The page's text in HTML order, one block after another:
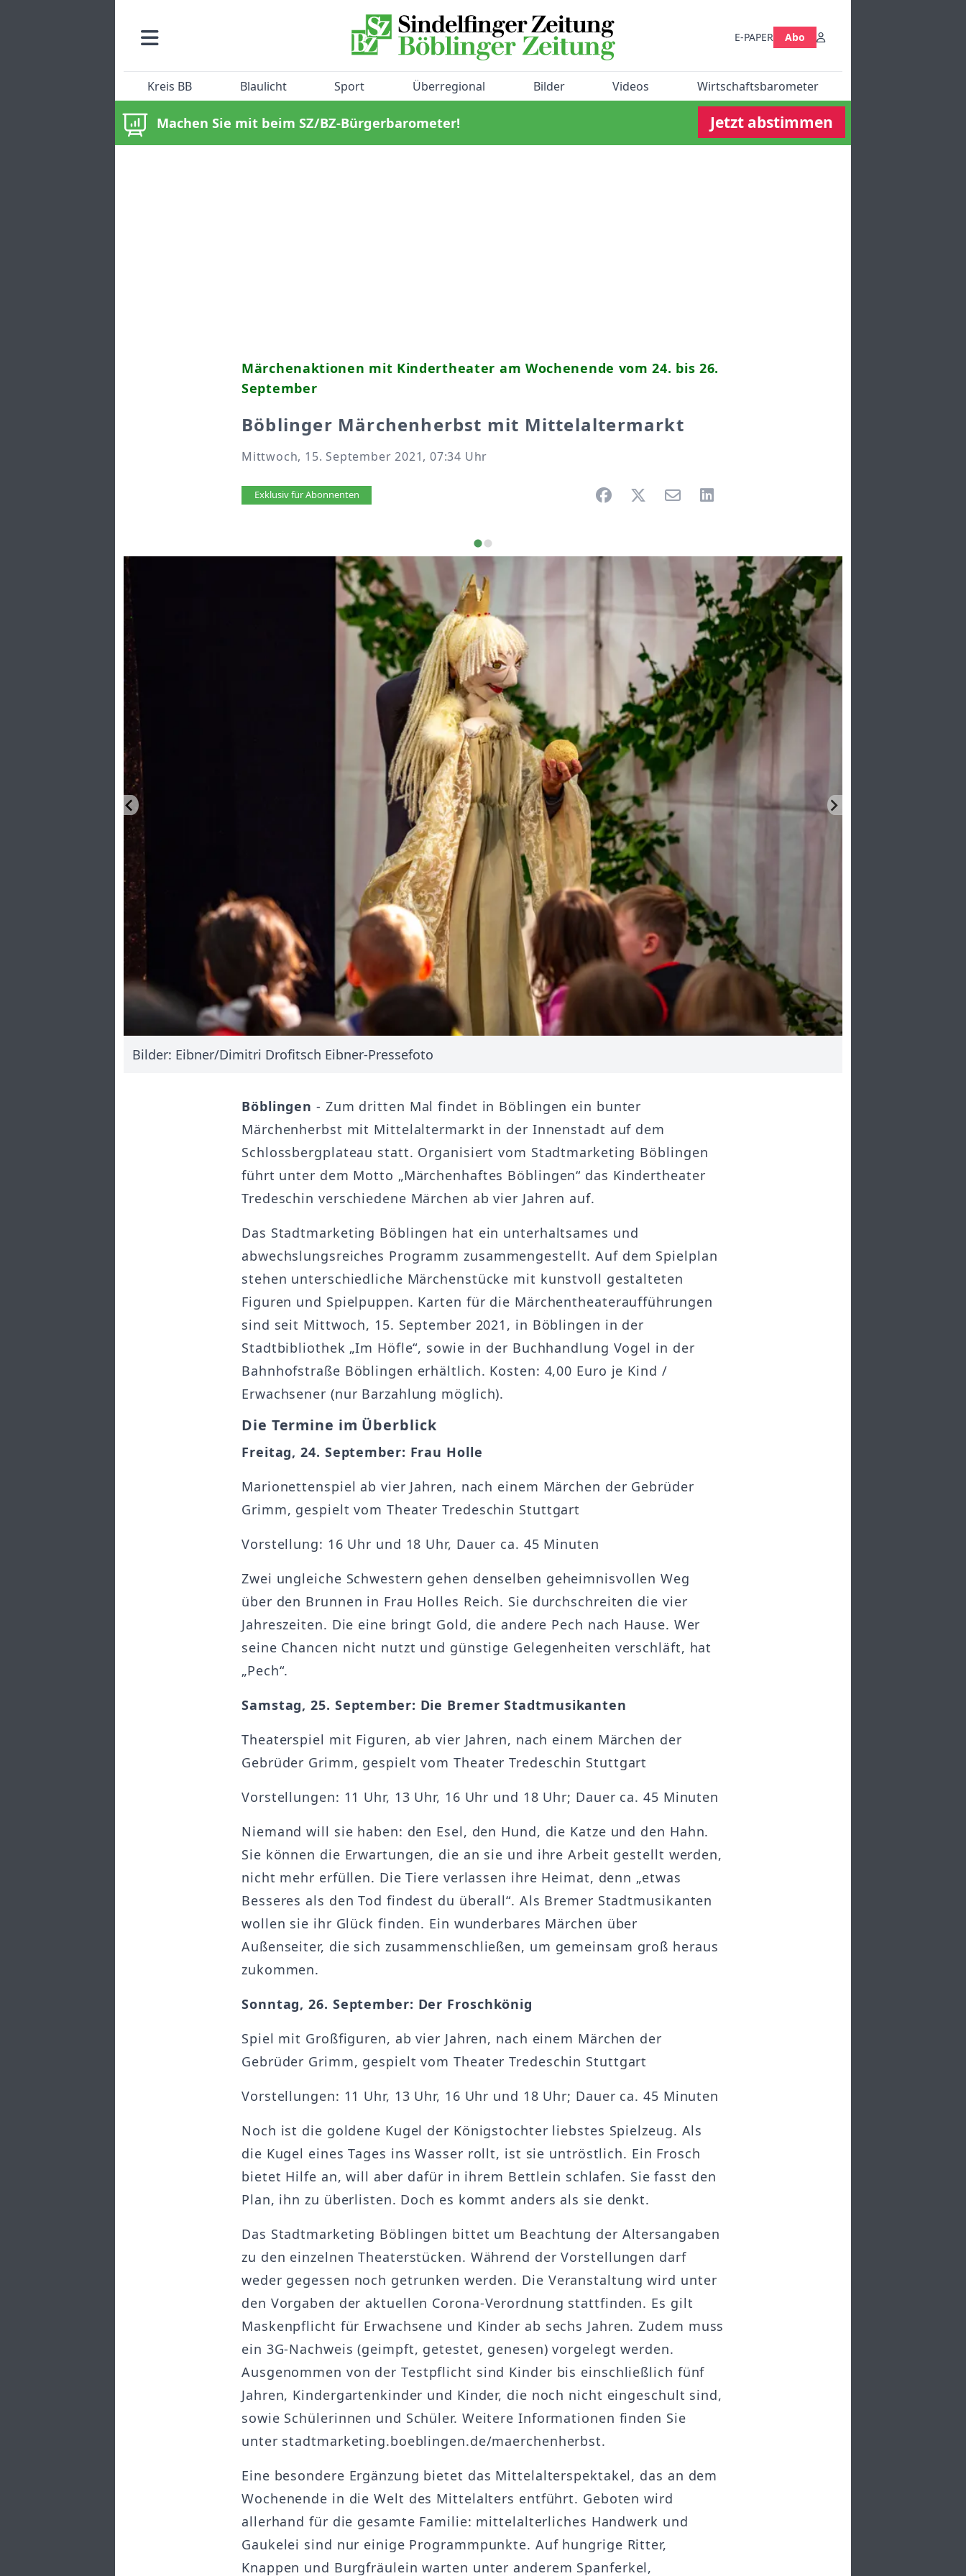
E-PAPER Abo
Kreis BB Blaulicht Sport Überregional Bilder Videos Wirtschaftsbarometer
Machen Sie mit beim SZ/BZ-Bürgerbarometer! Jetzt abstimmen
Märchenaktionen mit Kindertheater am Wochenende vom 24. bis 26.
September
Böblinger Märchenherbst mit Mittelaltermarkt
Mittwoch, 15. September 2021, 07:34 Uhr
Artikel vorlesen
Exklusiv für Abonnenten
Bilder: Eibner/Dimitri Drofitsch Eibner-Pressefoto
Böblingen - Zum dritten Mal findet in Böblingen ein bunter
Märchenherbst mit Mittelaltermarkt in der Innenstadt auf dem
Schlossbergplateau statt. Organisiert vom Stadtmarketing Böblingen
führt unter dem Motto „Märchenhaftes Böblingen“ das Kindertheater
Tredeschin verschiedene Märchen ab vier Jahren auf.
Das Stadtmarketing Böblingen hat ein unterhaltsames und
abwechslungsreiches Programm zusammengestellt. Auf dem Spielplan
stehen unterschiedliche Märchenstücke mit kunstvoll gestalteten
Figuren und Spielpuppen. Karten für die Märchentheateraufführungen
sind seit Mittwoch, 15. September 2021, in Böblingen in der
Stadtbibliothek „Im Höfle“, sowie in der Buchhandlung Vogel in der
Bahnhofstraße Böblingen erhältlich. Kosten: 4,00 Euro je Kind /
Erwachsener (nur Barzahlung möglich).
Die Termine im Überblick
Freitag, 24. September: Frau Holle
Marionettenspiel ab vier Jahren, nach einem Märchen der Gebrüder
Grimm, gespielt vom Theater Tredeschin Stuttgart
Vorstellung: 16 Uhr und 18 Uhr, Dauer ca. 45 Minuten
Zwei ungleiche Schwestern gehen denselben geheimnisvollen Weg
über den Brunnen in Frau Holles Reich. Sie durchschreiten die vier
Jahreszeiten. Die eine bringt Gold, die andere Pech nach Hause. Wer
seine Chancen nicht nutzt und günstige Gelegenheiten verschläft, hat
„Pech“.
Samstag, 25. September: Die Bremer Stadtmusikanten
Theaterspiel mit Figuren, ab vier Jahren, nach einem Märchen der
Gebrüder Grimm, gespielt vom Theater Tredeschin Stuttgart
Vorstellungen: 11 Uhr, 13 Uhr, 16 Uhr und 18 Uhr; Dauer ca. 45 Minuten
Niemand will sie haben: den Esel, den Hund, die Katze und den Hahn.
Sie können die Erwartungen, die an sie und ihre Arbeit gestellt werden,
nicht mehr erfüllen. Die Tiere verlassen ihre Heimat, denn „etwas
Besseres als den Tod findest du überall“. Als Bremer Stadtmusikanten
wollen sie ihr Glück finden. Ein wunderbares Märchen über
Außenseiter, die sich zusammenschließen, um gemeinsam groß heraus
zukommen.
Sonntag, 26. September: Der Froschkönig
Spiel mit Großfiguren, ab vier Jahren, nach einem Märchen der
Gebrüder Grimm, gespielt vom Theater Tredeschin Stuttgart
Vorstellungen: 11 Uhr, 13 Uhr, 16 Uhr und 18 Uhr; Dauer ca. 45 Minuten
Noch ist die goldene Kugel der Königstochter liebstes Spielzeug. Als
die Kugel eines Tages ins Wasser rollt, ist sie untröstlich. Ein Frosch
bietet Hilfe an, will aber dafür in ihrem Bettlein schlafen. Sie fasst den
Plan, ihn zu überlisten. Doch es kommt anders als sie denkt.
Das Stadtmarketing Böblingen bittet um Beachtung der Altersangaben
zu den einzelnen Theaterstücken. Während der Vorstellungen darf
weder gegessen noch getrunken werden. Die Veranstaltung wird unter
den Vorgaben der aktuellen Corona-Verordnung stattfinden. Es gilt
Maskenpflicht für Erwachsene und Kinder ab sechs Jahren. Zudem muss
ein 3G-Nachweis (geimpft, getestet, genesen) vorgelegt werden.
Ausgenommen von der Testpflicht sind Kinder bis einschließlich fünf
Jahren, Kindergartenkinder und Kinder, die noch nicht eingeschult sind,
sowie Schülerinnen und Schüler. Weitere Informationen finden Sie
unter stadtmarketing.boeblingen.de/maerchenherbst.
Eine besondere Ergänzung bietet das Mittelalterspektakel, das an dem
Wochenende in die Welt des Mittelalters entführt. Geboten wird
allerhand für die gesamte Familie: mittelalterliches Handwerk und
Gaukelei sind nur einige Programmpunkte. Auf hungrige Ritter,
Knappen und Burgfräulein warten unter anderem Spanferkel,